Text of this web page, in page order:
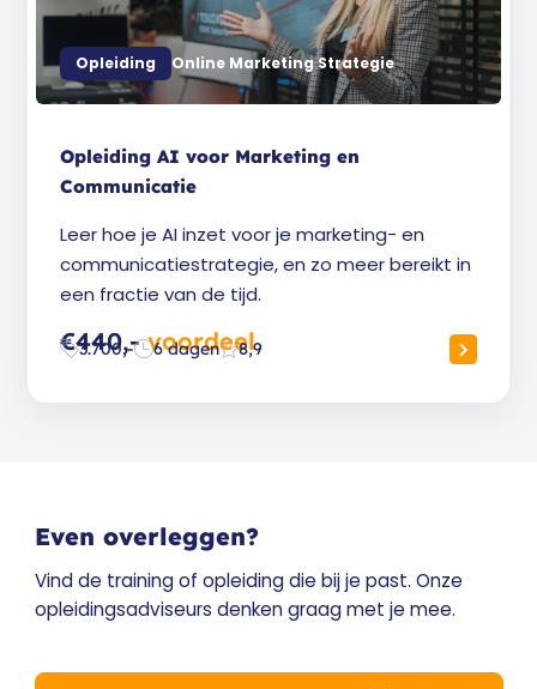
Opleiding Online Marketing Strategie
Opleiding AI voor Marketing en
Communicatie
Leer hoe je AI inzet voor je marketing- en
communicatiestrategie, en zo meer bereikt in
een fractie van de tijd.
€440,-voordeel
3.700,- 6 dagen 8,9
Even overleggen?
Vind de training of opleiding die bij je past. Onze
opleidingsadviseurs denken graag met je mee.